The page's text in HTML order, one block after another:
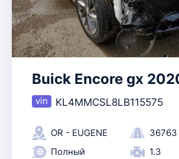
Buick Encore gx
KL4MMCSL8LB115575
OR - EUGENE
36763
Полный
1.3